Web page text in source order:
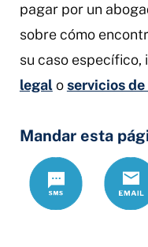
pagar por un
sobre cómo
su caso específico,
legaloservicios
Mandar esta
Text